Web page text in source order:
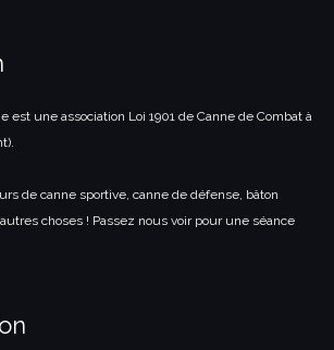
est une association Loi 1901 de Canne de Combat à
de canne sportive, canne de défense, bâton
choses ! Passez nous voir pour une séance